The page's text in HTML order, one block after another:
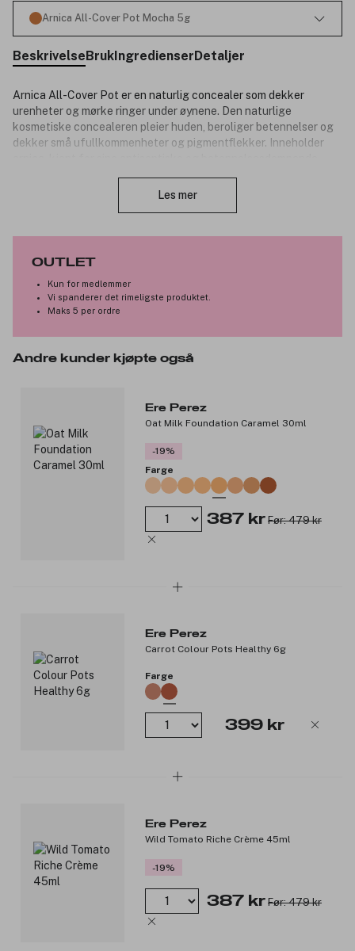
Arnica All-Cover Pot Mocha 5g
BeskrivelseBrukIngredienserDetaljer
Arnica All-Cover Pot er en naturlig concealer som dekker
urenheter og mørke ringer under øynene. Den naturlige
kosmetiske concealeren pleier huden, beroliger betennelser og
dekker små ufullkommenheter og pigmentflekker. Inneholder
Nærende ingredienser.
Jevn middels til full dekning.
Dobbeltfunksjon som foundation.
Ideell for sensitiv hud.
Vegansk og dyrevennlig.
Les mer
OUTLET
Kun for medlemmer
Vi spanderer det rimeligste produktet.
Maks 5 per ordre
Andre kunder kjøpte også
Ere Perez
Oat Milk Foundation Caramel 30ml
-19%
Farge
387 kr Før: 479 kr
Ere Perez
Carrot Colour Pots Healthy 6g
Farge
399 kr
Ere Perez
Wild Tomato Riche Crème 45ml
-19%
387 kr Før: 479 kr